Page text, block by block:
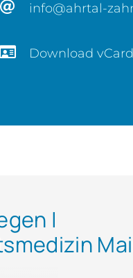
info@ahrtal-
Download vCard
|